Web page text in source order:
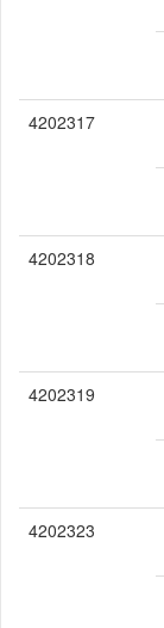
4202317
4202318
4202319
4202323